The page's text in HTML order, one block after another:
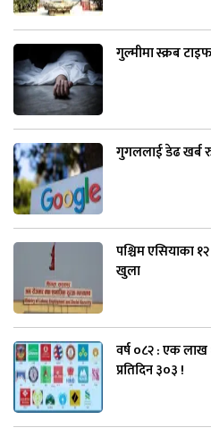
गुल्मीमा स्क्रब
गुगललाई डेढ खर्ब
पश्चिम एसियाका
खुला
वर्ष ०८२ : एक
प्रतिदिन ३०३ !